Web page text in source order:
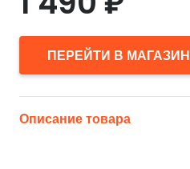
ПЕРЕЙТИ В МАГАЗИН
Описание товара